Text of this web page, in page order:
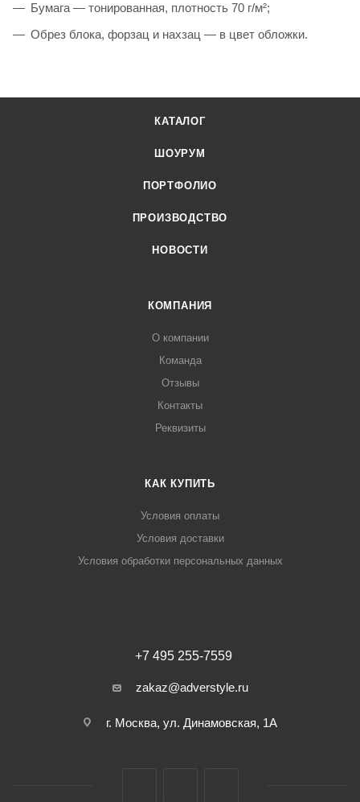
Бумага — тонированная, плотность 70 г/м²;
Обрез блока, форзац и нахзац — в цвет обложки.
КАТАЛОГ
ШОУРУМ
ПОРТФОЛИО
ПРОИЗВОДСТВО
НОВОСТИ
КОМПАНИЯ
О компании
Команда
Отзывы
Контакты
Реквизиты
КАК КУПИТЬ
Условия оплаты
Условия доставки
Условия обработки персональных данных
+7 495 255-7559
zakaz@adverstyle.ru
г. Москва, ул. Динамовская, 1А